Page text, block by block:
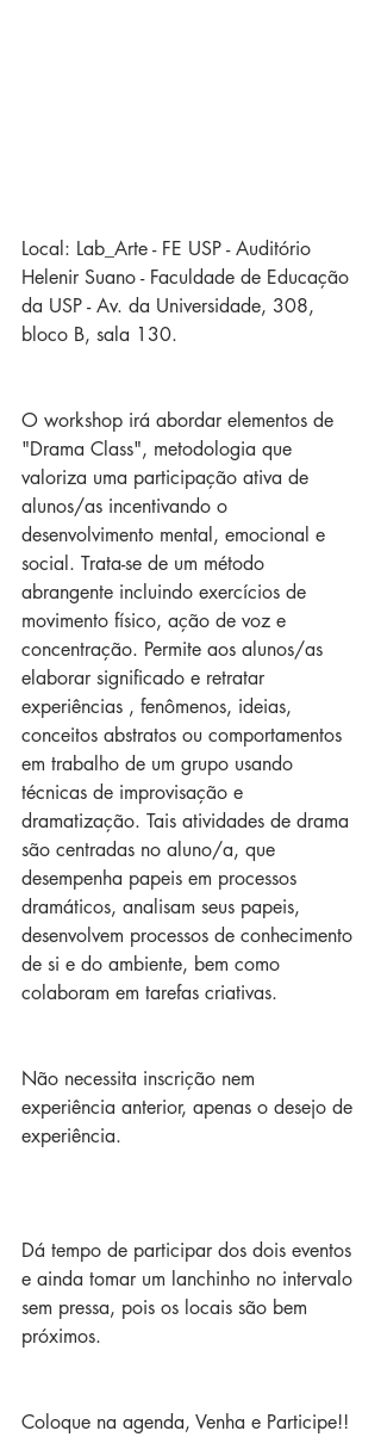
Local: Lab_Arte - FE USP - Auditório
Helenir Suano - Faculdade de Educação
da USP - Av. da Universidade, 308,
bloco B, sala 130.
O workshop irá abordar elementos de
"Drama Class", metodologia que
valoriza uma participação ativa de
alunos/as incentivando o
desenvolvimento mental, emocional e
social. Trata-se de um método
abrangente incluindo exercícios de
movimento físico, ação de voz e
concentração. Permite aos alunos/as
elaborar significado e retratar
experiências , fenômenos, ideias,
conceitos abstratos ou comportamentos
em trabalho de um grupo usando
técnicas de improvisação e
dramatização. Tais atividades de drama
são centradas no aluno/a, que
desempenha papeis em processos
dramáticos, analisam seus papeis,
desenvolvem processos de conhecimento
de si e do ambiente, bem como
colaboram em tarefas criativas.
Não necessita inscrição nem
experiência anterior, apenas o desejo de
experiência.
Dá tempo de participar dos dois eventos
e ainda tomar um lanchinho no intervalo
sem pressa, pois os locais são bem
próximos.
Coloque na agenda, Venha e Participe!!